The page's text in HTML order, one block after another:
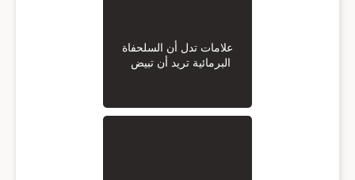
علامات تدل أن السلحفاة
البرمائية تريد أن تبيض